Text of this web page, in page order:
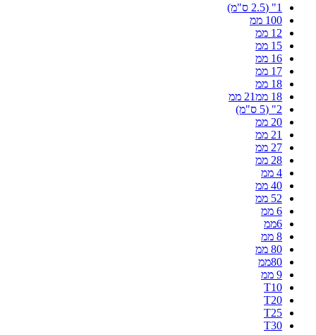
1" (2.5 ס"מ)
100 ממ
12 ממ
15 ממ
16 ממ
17 ממ
18 ממ
18 ממ21 ממ
2" (5 ס"מ)
20 ממ
21 ממ
27 ממ
28 ממ
4 ממ
40 ממ
52 ממ
6 ממ
6ממ
8 ממ
80 ממ
80ממ
9 ממ
T10
T20
T25
T30